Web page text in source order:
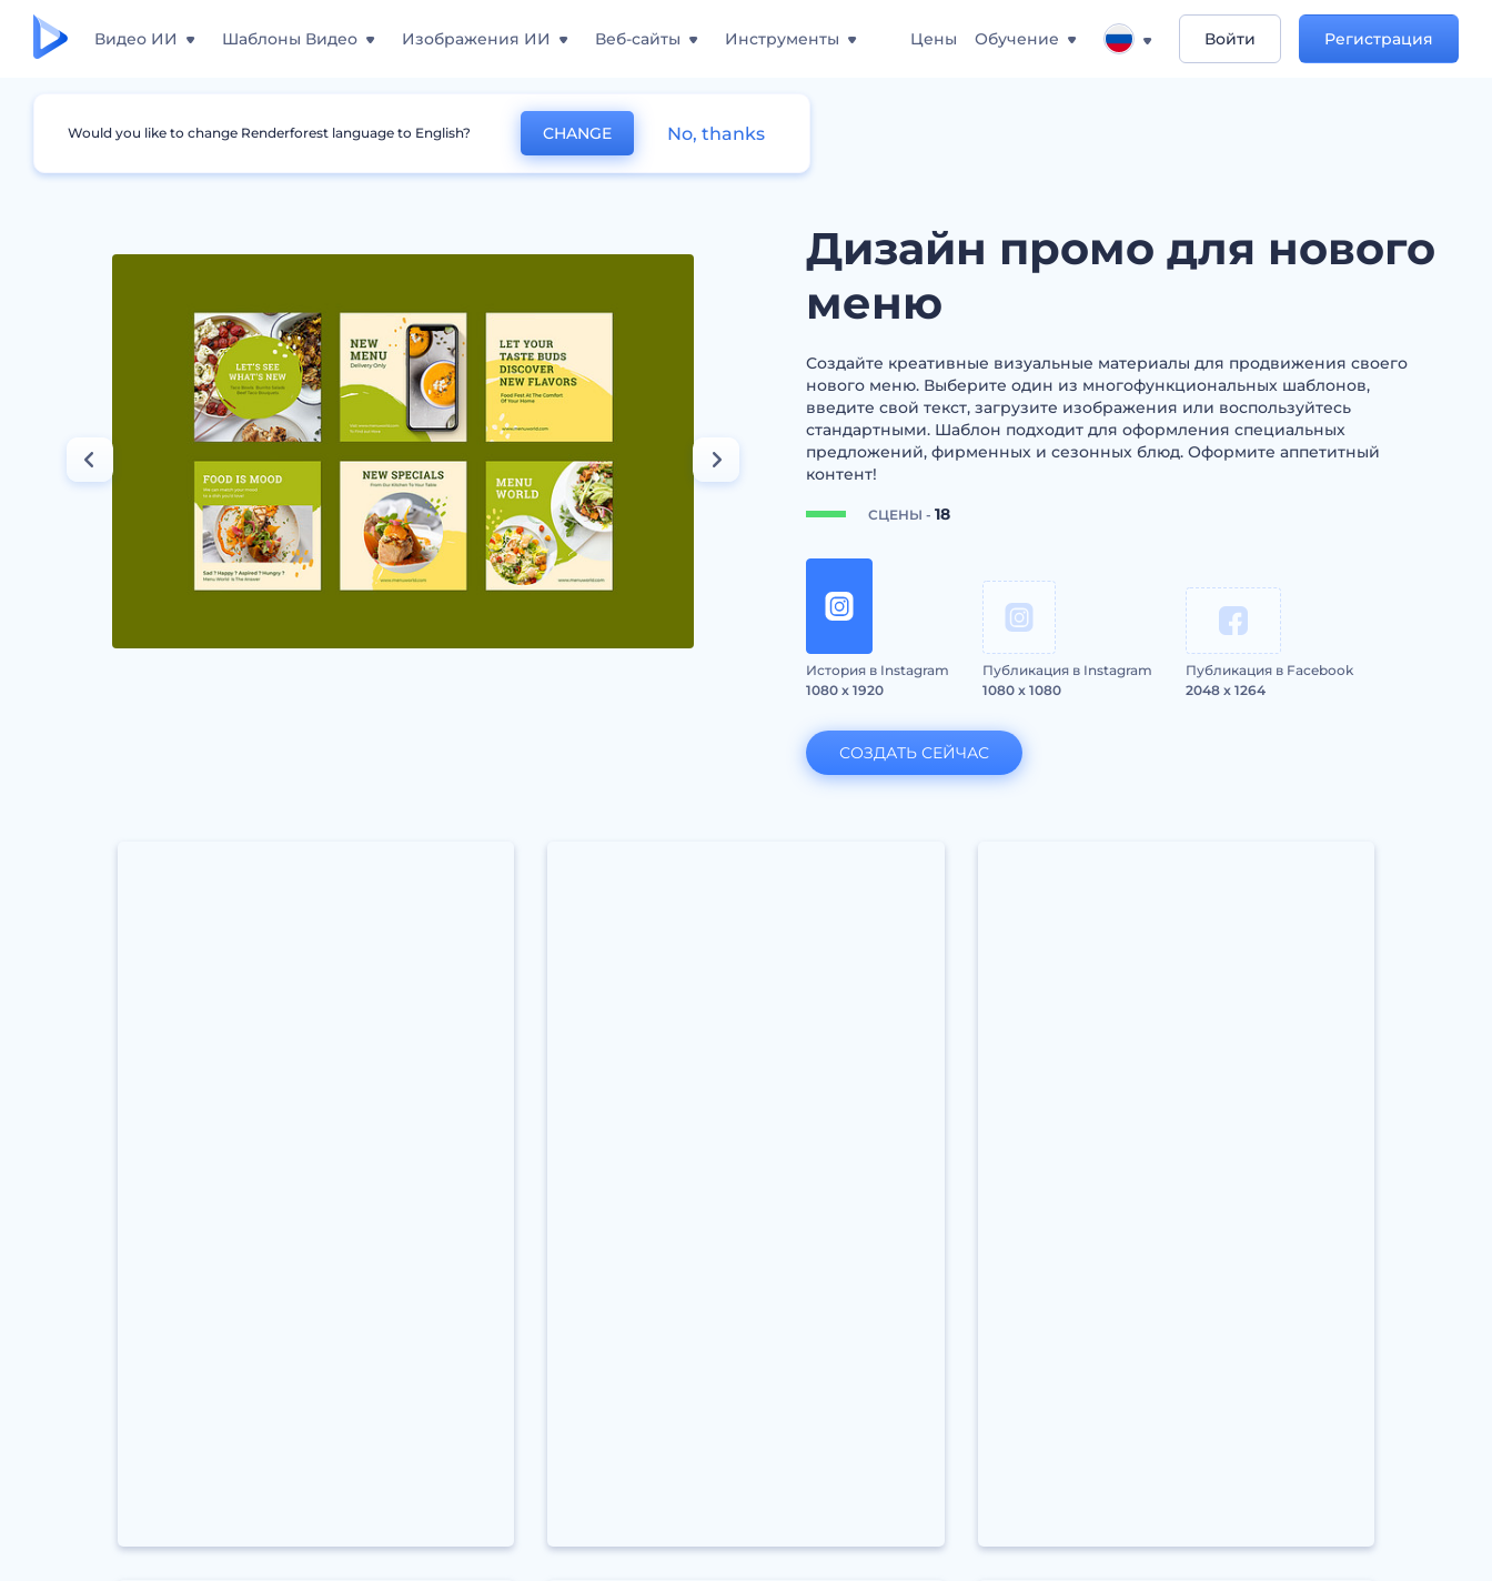
Видео ИИ Шаблоны Видео Изображения ИИ Веб-сайты Инструменты Цены Обучение Войти Регистрация
Дизайны Сторис для Instagram Дизайн промо для нового меню
Дизайн промо для нового
меню
Создайте креативные визуальные материалы для продвижения своего
нового меню. Выберите один из многофункциональных шаблонов,
введите свой текст, загрузите изображения или воспользуйтесь
стандартными. Шаблон подходит для оформления специальных
предложений, фирменных и сезонных блюд. Оформите аппетитный
контент!
СЦЕНЫ - 18
История в Instagram
1080 x 1920
Публикация в Instagram
1080 x 1080
Публикация в Facebook
2048 x 1264
СОЗДАТЬ СЕЙЧАС
Would you like to change Renderforest language to English? CHANGE No, thanks